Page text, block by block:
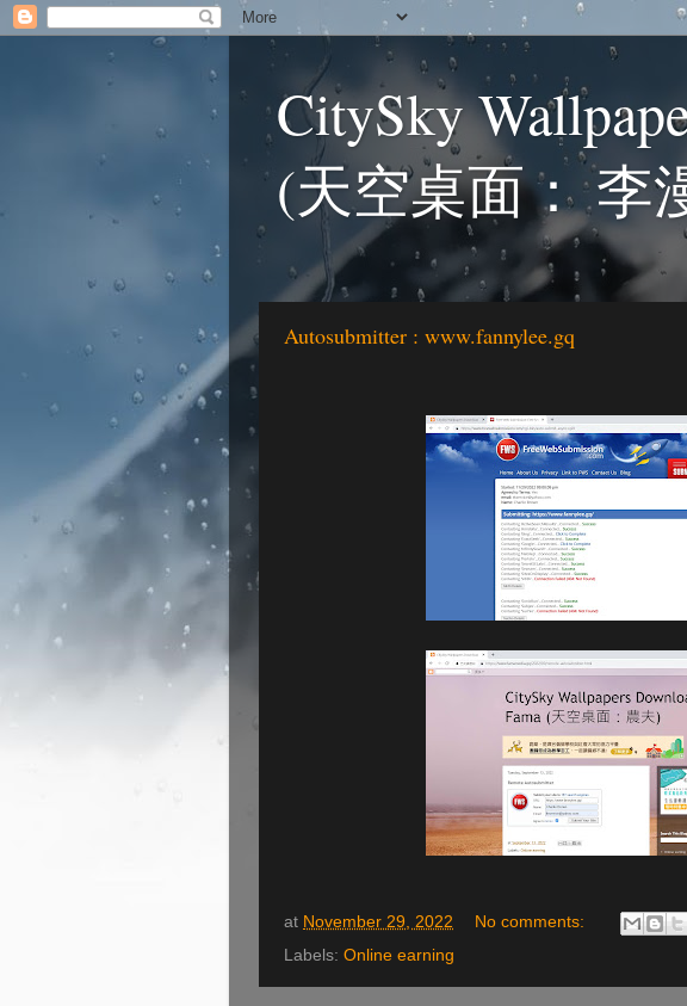
CitySky
(天空桌面： 李
Autosubmitter : www.fannylee.gq
at November 29, 2022
No comments:
Labels: Online earning